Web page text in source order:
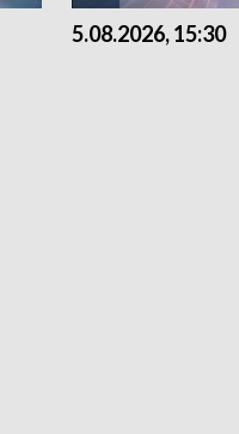
5.08.2026, 15:30